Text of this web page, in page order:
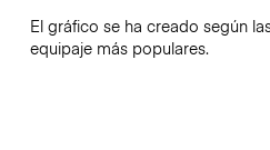
El gráfico se ha creado según
equipaje más populares.